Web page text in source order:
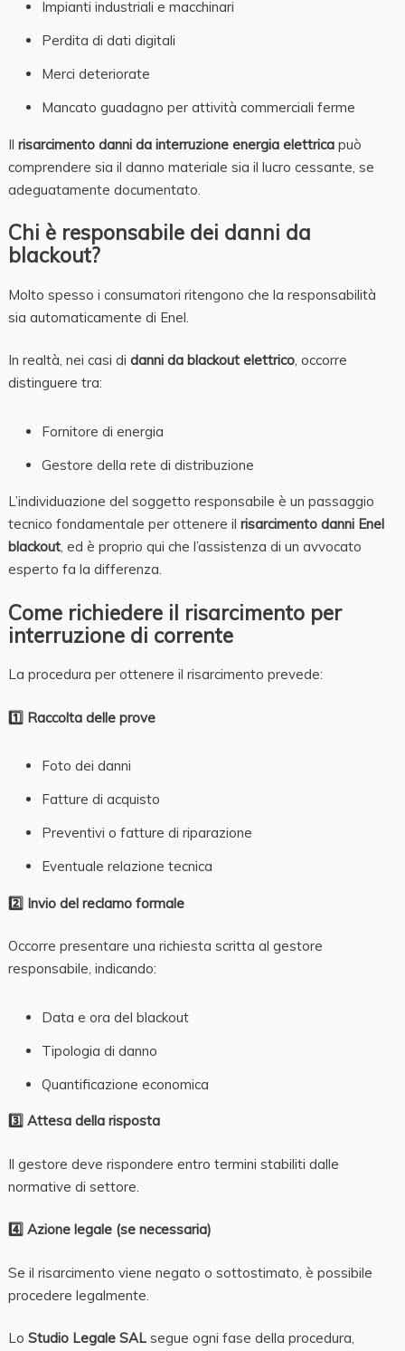
Impianti industriali e macchinari
Perdita di dati digitali
Merci deteriorate
Mancato guadagno per attività commerciali ferme
Il risarcimento danni da interruzione energia elettricapuò
comprendere sia il danno materiale sia il lucro cessante, se
adeguatamente documentato.
Chi è responsabile dei danni da
blackout?
Molto spesso i consumatori ritengono che la responsabilità
sia automaticamente di Enel.
In realtà, nei casi di danni da blackout elettrico, occorre
distinguere tra:
Fornitore di energia
Gestore della rete di distribuzione
L’individuazione del soggetto responsabile è un passaggio
tecnico fondamentale per ottenere il risarcimento danni Enel
blackout, ed è proprio qui che l’assistenza di un avvocato
esperto fa la differenza.
Come richiedere il risarcimento per
interruzione di corrente
La procedura per ottenere il risarcimento prevede:
1️Raccolta delle prove
Foto dei danni
Fatture di acquisto
Preventivi o fatture di riparazione
Eventuale relazione tecnica
2️Invio del reclamo formale
Occorre presentare una richiesta scritta al gestore
responsabile, indicando:
Data e ora del blackout
Tipologia di danno
Quantificazione economica
3️ Attesa della risposta
Il gestore deve rispondere entro termini stabiliti dalle
normative di settore.
4️ Azione legale (se necessaria)
Se il risarcimento viene negato o sottostimato, è possibile
procedere legalmente.
Lo Studio Legale SALsegue ogni fase della procedura,